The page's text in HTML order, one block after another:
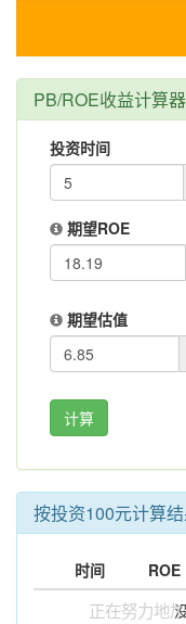
PB/ROE收益计算器
投资时间
期望ROE
期望估值
计算
按投资100元计算
正在努力地
时间 ROE